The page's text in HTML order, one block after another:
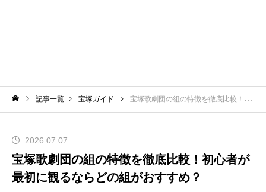
記事一覧 宝塚ガイド 宝塚歌劇団の組の特徴を徹底比較！初心者が最初に観るならどの組がおすすめ？
2026.07.07
宝塚歌劇団の組の特徴を徹底比較！初心者が
最初に観るならどの組がおすすめ？